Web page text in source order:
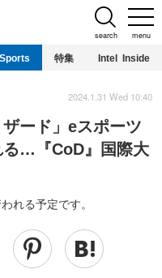
menu
search
特集 Intel Inside
ザード」eスポーツ
る…『CoD』国際大
れる予定です。
2024.1.31 Wed 10:40